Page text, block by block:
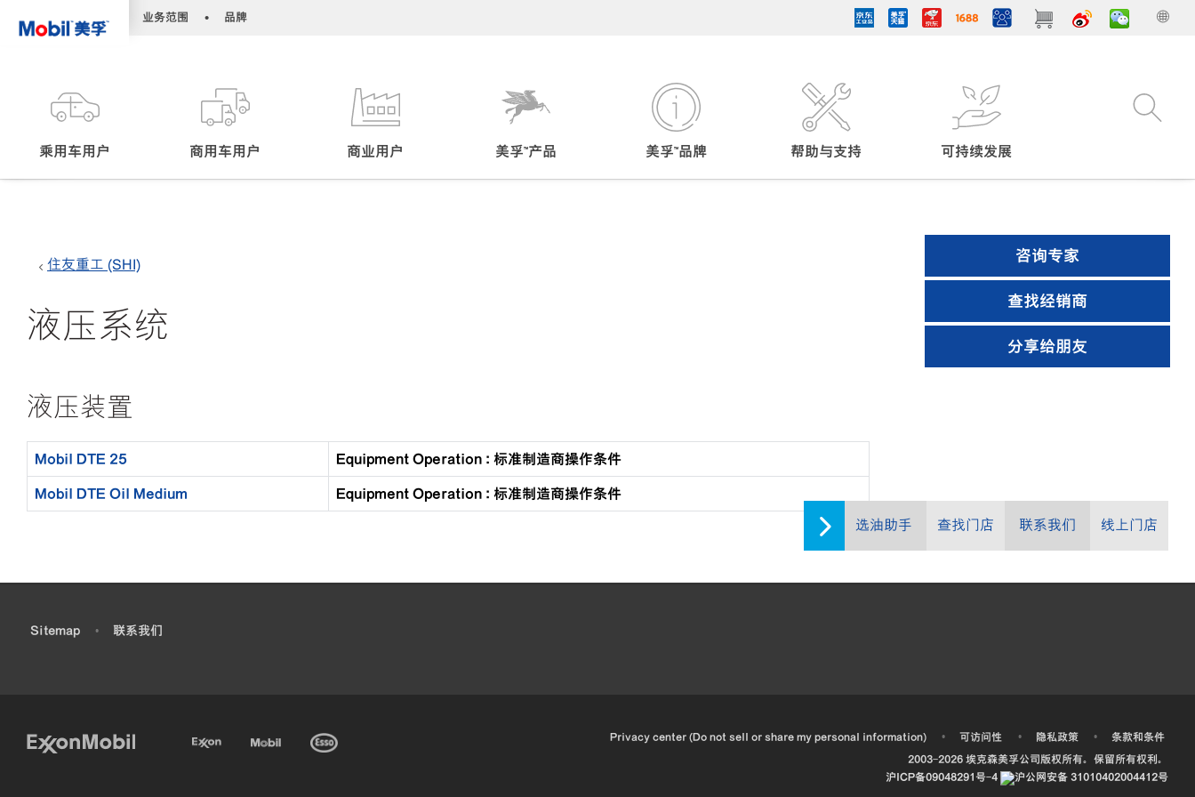
业务范围 • 品牌
乘用车用户 商用车用户 商业用户 美孚™产品 美孚™品牌 帮助与支持 可持续发展
选油助手 查找门店 联系我们 线上门店
住友重工 (SHI)
液压系统
液压装置
Mobil DTE 25 Equipment Operation : 标准制造商操作条件
Mobil DTE Oil Medium Equipment Operation : 标准制造商操作条件
咨询专家
查找经销商
分享给朋友
Sitemap • 联系我们
Privacy center (Do not sell or share my personal information) • 可访问性 • 隐私政策 •
条款和条件
2003-2026 埃克森美孚公司版权所有。保留所有权利。
沪ICP备09048291号-4
沪公网安备 31010402004412号